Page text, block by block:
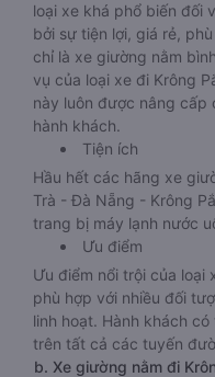
loại xe khá phổ biến đối
bởi sự tiện lợi, giá rẻ,
chỉ là xe giường nằm
vụ của loại xe đi Krông
này luôn được nâng
hành khách.
Tiện ích
Hầu hết các hãng xe
Trà - Đà Nẵng - Krông
trang bị máy lạnh nước
Ưu điểm
Ưu điểm nổi trội của loại
phù hợp với nhiều đối
linh hoạt. Hành khách
trên tất cả các tuyến
b. Xe giường nằm đi